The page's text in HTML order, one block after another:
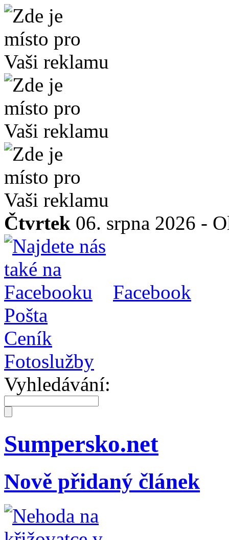
Čtvrtek 06. srpna 2026 -
Facebook
Pošta
Ceník
Fotoslužby
Vyhledávání:
Sumpersko.net
Nově přidaný článek